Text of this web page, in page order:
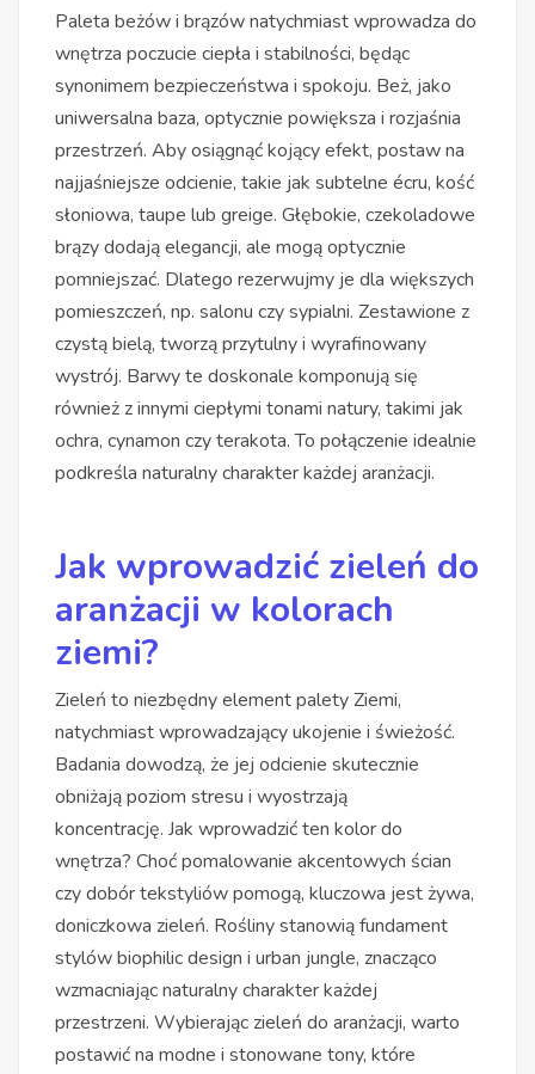
Paleta beżów i brązów natychmiast wprowadza do
wnętrza poczucie ciepła i stabilności, będąc
synonimem bezpieczeństwa i spokoju. Beż, jako
uniwersalna baza, optycznie powiększa i rozjaśnia
przestrzeń. Aby osiągnąć kojący efekt, postaw na
najjaśniejsze odcienie, takie jak subtelne écru, kość
słoniowa, taupe lub greige. Głębokie, czekoladowe
brązy dodają elegancji, ale mogą optycznie
pomniejszać. Dlatego rezerwujmy je dla większych
pomieszczeń, np. salonu czy sypialni. Zestawione z
czystą bielą, tworzą przytulny i wyrafinowany
wystrój. Barwy te doskonale komponują się
również z innymi ciepłymi tonami natury, takimi jak
ochra, cynamon czy terakota. To połączenie idealnie
podkreśla naturalny charakter każdej aranżacji.
Jak wprowadzić zieleń do
aranżacji w kolorach
ziemi?
Zieleń to niezbędny element palety Ziemi,
natychmiast wprowadzający ukojenie i świeżość.
Badania dowodzą, że jej odcienie skutecznie
obniżają poziom stresu i wyostrzają
koncentrację. Jak wprowadzić ten kolor do
wnętrza? Choć pomalowanie akcentowych ścian
czy dobór tekstyliów pomogą, kluczowa jest żywa,
doniczkowa zieleń. Rośliny stanowią fundament
stylów biophilic design i urban jungle, znacząco
wzmacniając naturalny charakter każdej
przestrzeni. Wybierając zieleń do aranżacji, warto
postawić na modne i stonowane tony, które